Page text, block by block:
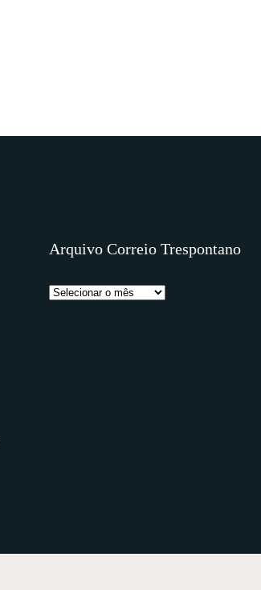
Arquivo Correio Trespontano